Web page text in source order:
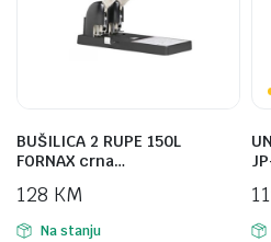
BUŠILICA 2 RUPE 150L
FORNAX crna…
128 KM
Na stanju